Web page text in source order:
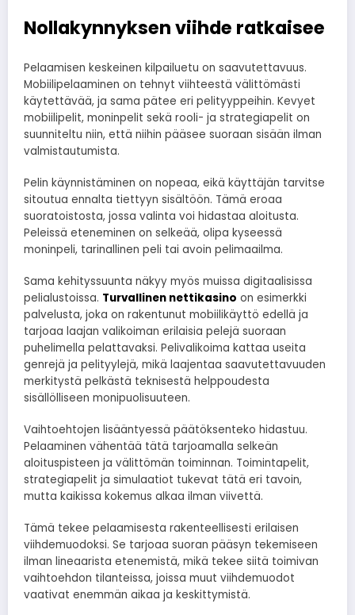
Nollakynnyksen viihde ratkaisee
Pelaamisen keskeinen kilpailuetu on saavutettavuus.
Mobiilipelaaminen on tehnyt viihteestä välittömästi
käytettävää, ja sama pätee eri pelityyppeihin. Kevyet
mobiilipelit, moninpelit sekä rooli- ja strategiapelit on
suunniteltu niin, että niihin pääsee suoraan sisään ilman
valmistautumista.
Pelin käynnistäminen on nopeaa, eikä käyttäjän tarvitse
sitoutua ennalta tiettyyn sisältöön. Tämä eroaa
suoratoistosta, jossa valinta voi hidastaa aloitusta.
Peleissä eteneminen on selkeää, olipa kyseessä
moninpeli, tarinallinen peli tai avoin pelimaailma.
Sama kehityssuunta näkyy myös muissa digitaalisissa
pelialustoissa. Turvallinen nettikasino on esimerkki
palvelusta, joka on rakentunut mobiilikäyttö edellä ja
tarjoaa laajan valikoiman erilaisia pelejä suoraan
puhelimella pelattavaksi. Pelivalikoima kattaa useita
genrejä ja pelityylejä, mikä laajentaa saavutettavuuden
merkitystä pelkästä teknisestä helppoudesta
sisällölliseen monipuolisuuteen.
Vaihtoehtojen lisääntyessä päätöksenteko hidastuu.
Pelaaminen vähentää tätä tarjoamalla selkeän
aloituspisteen ja välittömän toiminnan. Toimintapelit,
strategiapelit ja simulaatiot tukevat tätä eri tavoin,
mutta kaikissa kokemus alkaa ilman viivettä.
Tämä tekee pelaamisesta rakenteellisesti erilaisen
viihdemuodoksi. Se tarjoaa suoran pääsyn tekemiseen
ilman lineaarista etenemistä, mikä tekee siitä toimivan
vaihtoehdon tilanteissa, joissa muut viihdemuodot
vaativat enemmän aikaa ja keskittymistä.